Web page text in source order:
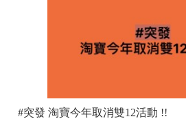
#突發 淘寶今年取消雙12活動 !!